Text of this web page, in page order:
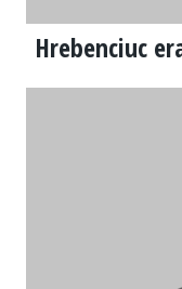
Hrebenciuc